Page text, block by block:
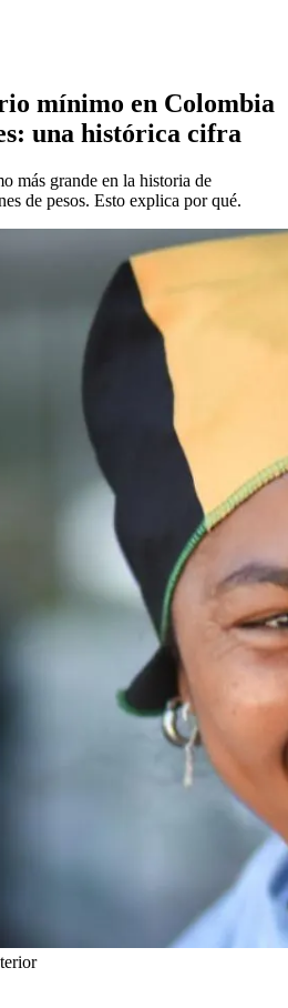
mínimo en Colombia
una histórica cifra
más grande en la historia de
de pesos. Esto explica por qué.